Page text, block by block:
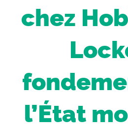
chez
l’État